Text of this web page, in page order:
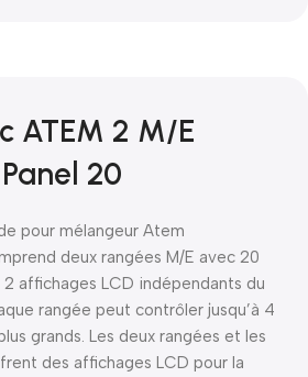
ATEM 2 M/E
20
pour mélangeur Atem
deux rangées M/E avec 20
affichages LCD indépendants du
rangée peut contrôler jusqu’à 4
grands. Les deux rangées et les
des affichages LCD pour la